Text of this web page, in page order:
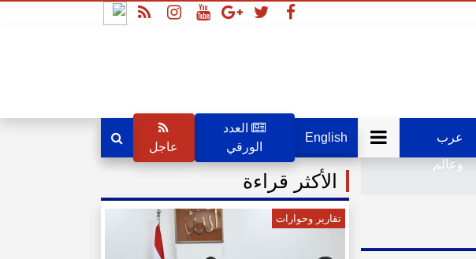
عرب
وعالم
English
العدد
الورقي
عاجل
الأكثر قراءة
تقارير وحوارات